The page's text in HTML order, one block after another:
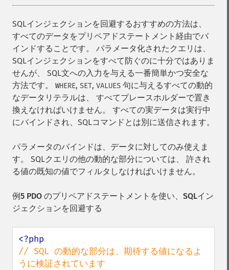
SQLインジェクションを回避するおすすめの方法は、
すべてのデータをプリペアドステートメント経由でバ
インドすることです。 パラメータ化されたクエリは、
SQLインジェクションをすべて防ぐのに十分ではありま
せんが、 SQL文への入力を与える一番簡単かつ安全な
方法です。 WHERE, SET, VALUES 句に与えるすべての動的
なデータリテラルは、 すべてプレースホルダーで置き
換えなければいけません。 すべての実データは実行中
にバインドされ、SQLコマンドとは別に送信されます。
パラメータのバインドは、データに対してのみ使えま
す。 SQLクエリの他の動的な部分については、 許され
る値の既知の値でフィルタしなければいけません。
例5 PDO のプリペアドステートメントを使い、SQLイン
ジェクションを回避する
// SQL の動的な部分は、期待する値になるよ